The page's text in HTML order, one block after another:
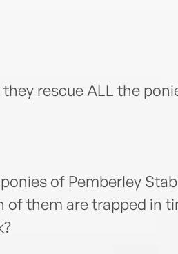
they rescue ALL the
of Pemberley
of them are trapped in